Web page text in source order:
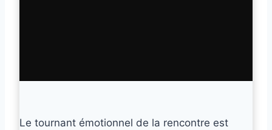
Le tournant émotionnel de la rencontre est